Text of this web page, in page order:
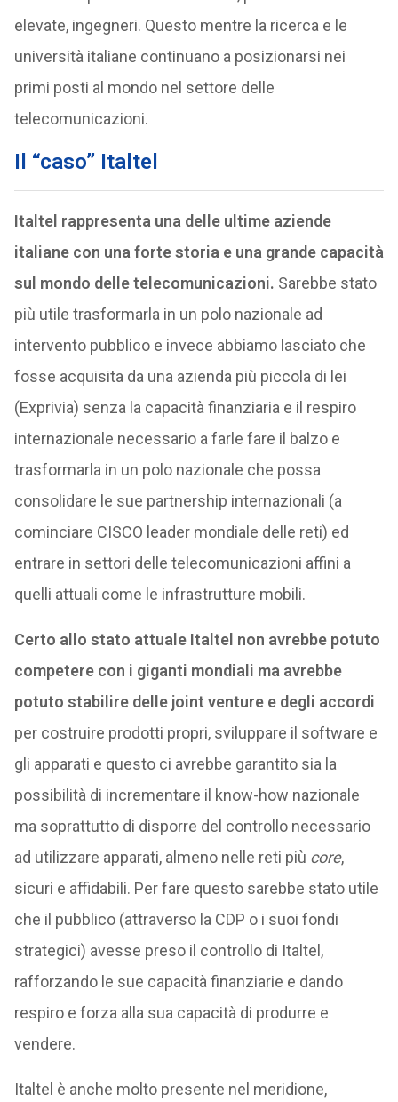
elevate, ingegneri. Questo mentre la ricerca e le
università italiane continuano a posizionarsi nei
primi posti al mondo nel settore delle
telecomunicazioni.
Il “caso” Italtel
Italtel rappresenta una delle ultime aziende
italiane con una forte storia e una grande capacità
sul mondo delle telecomunicazioni. Sarebbe stato
più utile trasformarla in un polo nazionale ad
intervento pubblico e invece abbiamo lasciato che
fosse acquisita da una azienda più piccola di lei
(Exprivia) senza la capacità finanziaria e il respiro
internazionale necessario a farle fare il balzo e
trasformarla in un polo nazionale che possa
consolidare le sue partnership internazionali (a
cominciare CISCO leader mondiale delle reti) ed
entrare in settori delle telecomunicazioni affini a
quelli attuali come le infrastrutture mobili.
Certo allo stato attuale Italtel non avrebbe potuto
competere con i giganti mondiali ma avrebbe
potuto stabilire delle joint venture e degli accordi
per costruire prodotti propri, sviluppare il software e
gli apparati e questo ci avrebbe garantito sia la
possibilità di incrementare il know-how nazionale
ma soprattutto di disporre del controllo necessario
ad utilizzare apparati, almeno nelle reti più core,
sicuri e affidabili. Per fare questo sarebbe stato utile
che il pubblico (attraverso la CDP o i suoi fondi
strategici) avesse preso il controllo di Italtel,
rafforzando le sue capacità finanziarie e dando
respiro e forza alla sua capacità di produrre e
vendere.
Italtel è anche molto presente nel meridione,